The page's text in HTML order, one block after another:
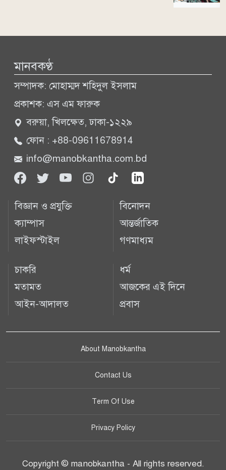
মানবকণ্ঠ
সম্পাদক: মোহাম্মদ শহিদুল ইসলাম
প্রকাশক: এস এম ফারুক
বরুয়া, খিলক্ষেত, ঢাকা-১২২৯
ফোন : +88-09611678914
info@manobkantha.com.bd
বিজ্ঞান ও প্রযুক্তি
ক্যাম্পাস
লাইফস্টাইল
বিনোদন
আন্তর্জাতিক
গণমাধ্যম
চাকরি
মতামত
আইন-আদালত
ধর্ম
আজকের এই দিনে
প্রবাস
About Manobkantha
Contact Us
Term Of Use
Privacy Policy
Copyright © manobkantha - All rights reserved.